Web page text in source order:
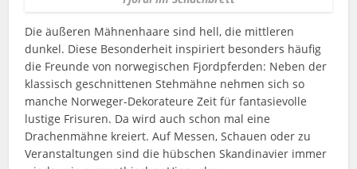
Die äußeren Mähnenhaare sind hell, die mittleren
dunkel. Diese Besonderheit inspiriert besonders häufig
die Freunde von norwegischen Fjordpferden: Neben der
klassisch geschnittenen Stehmähne nehmen sich so
manche Norweger-Dekorateure Zeit für fantasievolle
lustige Frisuren. Da wird auch schon mal eine
Drachenmähne kreiert. Auf Messen, Schauen oder zu
Veranstaltungen sind die hübschen Skandinavier immer